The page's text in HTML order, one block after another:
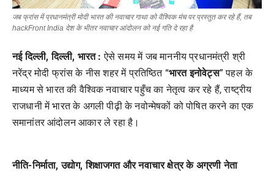
जब फ्रांस में प्रधानमंत्री मोदी भारत की नवाचार गाथा को वैश्विक मंच पर प्रस्तुत कर रहे हैं, तब
hackFront India देश के भीतर नवाचार आंदोलन को नई गति दे रहा है
नई दिल्ली, दिल्ली, भारत :ऐसे समय में जब माननीय प्रधानमंत्री श्री
नरेंद्र मोदी फ्रांस के नीस शहर में प्रतिष्ठित “भारत इनोवेट्स” पहल के
माध्यम से भारत की वैश्विक नवाचार पहुँच का नेतृत्व कर रहे हैं, राष्ट्रीय
राजधानी में भारत के अगली पीढ़ी के नवोन्मेषकों को पोषित करने का एक
समानांतर आंदोलन आकार ले रहा है।
नीति-निर्माता, उद्योग, शिक्षाजगत और नवाचार क्षेत्र के अग्रणी नेता